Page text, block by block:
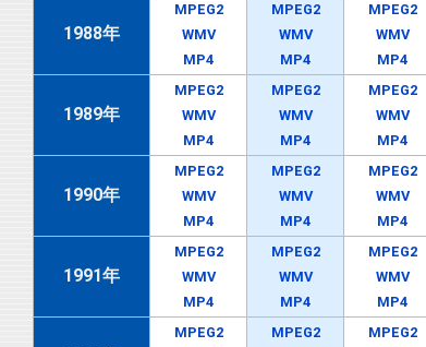
1988年
MPEG2
WMV
MP4
MPEG2
WMV
MP4
MPEG2
WMV
MP4
1989年
MPEG2
WMV
MP4
MPEG2
WMV
MP4
MPEG2
WMV
MP4
1990年
MPEG2
WMV
MP4
MPEG2
WMV
MP4
MPEG2
WMV
MP4
1991年
MPEG2
WMV
MP4
MPEG2
WMV
MP4
MPEG2
WMV
MP4
MPEG2
MPEG2
MPEG2